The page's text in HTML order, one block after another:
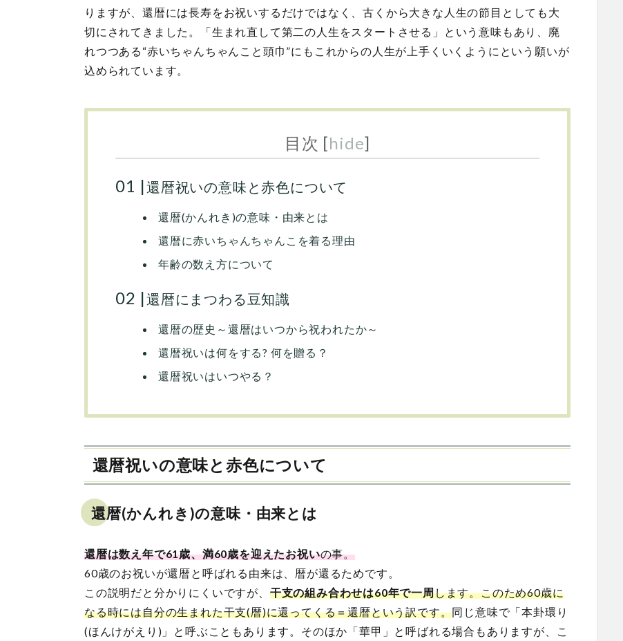
りますが、還暦には長寿をお祝いするだけではなく、古くから大きな人生の節目としても大
切にされてきました。「生まれ直して第二の人生をスタートさせる」という意味もあり、廃
れつつある“赤いちゃんちゃんこと頭巾”にもこれからの人生が上手くいくようにという願いが
込められています。
目次 [hide]
還暦祝いの意味と赤色について
還暦(かんれき)の意味・由来とは
還暦に赤いちゃんちゃんこを着る理由
年齢の数え方について
還暦にまつわる豆知識
還暦の歴史～還暦はいつから祝われたか～
還暦祝いは何をする? 何を贈る？
還暦祝いはいつやる？
還暦祝いの意味と赤色について
還暦(かんれき)の意味・由来とは
還暦は数え年で61歳、満60歳を迎えたお祝いの事。
60歳のお祝いが還暦と呼ばれる由来は、暦が還るためです。
この説明だと分かりにくいですが、 干支の組み合わせは60年で一周します。このため60歳に
なる時には自分の生まれた干支(暦)に還ってくる＝還暦という訳です。同じ意味で「本卦環り
(ほんけがえり)」と呼ぶこともあります。そのほか「華甲」と呼ばれる場合もありますが、こ